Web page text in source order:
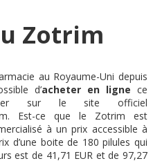
Zotrim
au Royaume-Uni depuis
d’acheter en ligne ce
sur le site officiel
Est-ce que le Zotrim est
à un prix accessible à
d’une boite de 180 pilules qui
est de 41,71 EUR et de 97,27